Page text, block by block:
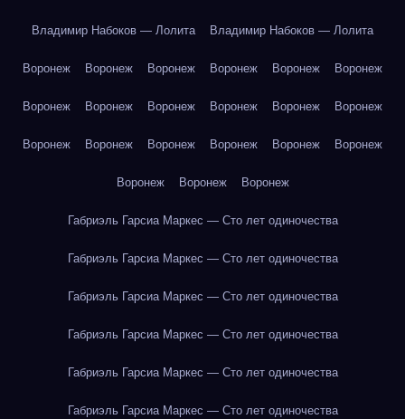
Владимир Набоков — Лолита Владимир Набоков — Лолита
Воронеж Воронеж Воронеж Воронеж Воронеж Воронеж
Воронеж Воронеж Воронеж Воронеж Воронеж Воронеж
Воронеж Воронеж Воронеж Воронеж Воронеж Воронеж
Воронеж Воронеж Воронеж
Габриэль Гарсиа Маркес — Сто лет одиночества
Габриэль Гарсиа Маркес — Сто лет одиночества
Габриэль Гарсиа Маркес — Сто лет одиночества
Габриэль Гарсиа Маркес — Сто лет одиночества
Габриэль Гарсиа Маркес — Сто лет одиночества
Габриэль Гарсиа Маркес — Сто лет одиночества